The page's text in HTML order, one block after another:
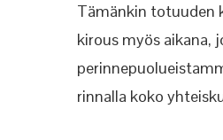
Tämänkin totuuden
kirous myös aikana,
rinnalla koko